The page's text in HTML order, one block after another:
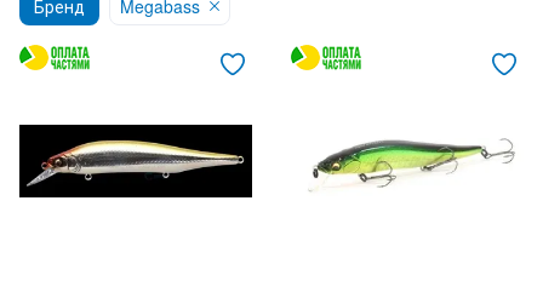
Бренд Megabass